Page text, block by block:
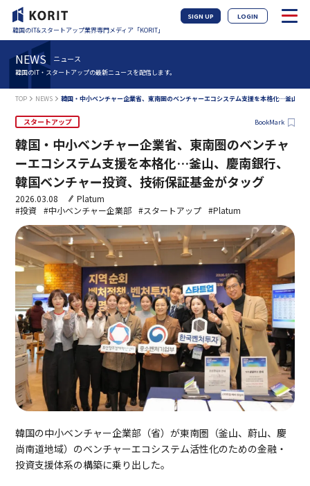
韓国のIT&スタートアップ業界専門メディア「KORIT」
SIGN UP LOGIN
NEWS ニュース
韓国のIT・スタートアップの最新ニュースを配信します。
TOP NEWS 韓国・中小ベンチャー企業省、東南圏のベンチャーエコシステム支援を本格化…釜山、
スタートアップ BookMark
韓国・中小ベンチャー企業省、東南圏のベンチャ
ーエコシステム支援を本格化…釜山、慶南銀行、
韓国ベンチャー投資、技術保証基金がタッグ
2026.03.08
Platum
#投資
#中小ベンチャー企業部 #スタートアップ #Platum
韓国の中小ベンチャー企業部（省）が東南圏（釜山、蔚山、慶
尚南道地域）のベンチャーエコシステム活性化のための金融・
投資支援体系の構築に乗り出した。